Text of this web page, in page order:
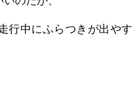
行中にふらつきが出やす